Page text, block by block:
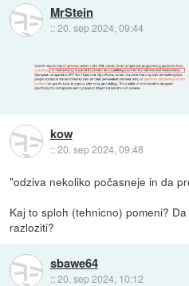
MrStein
::20. sep 2024, 09:44
kow
::20. sep 2024, 09:48
"odziva nekoliko počasneje in da
Kaj to sploh (tehnicno) pomeni?
razloziti?
sbawe64
::20. sep 2024, 10:12